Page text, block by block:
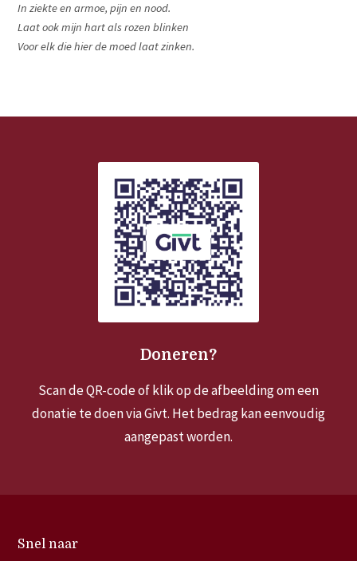
In ziekte en armoe, pijn en nood.
Laat ook mijn hart als rozen blinken
Voor elk die hier de moed laat zinken.
Doneren?
Scan de QR-code of klik op de afbeelding om een
donatie te doen via Givt. Het bedrag kan eenvoudig
aangepast worden.
Snel naar